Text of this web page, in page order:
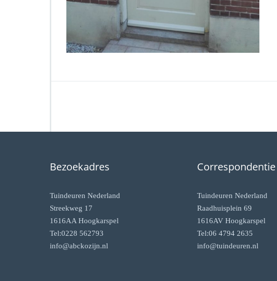
Bezoekadres
Tuindeuren Nederland
Streekweg 17
1616AA Hoogkarspel
Tel:0228 562793
info@abckozijn.nl
Correspondentie
Tuindeuren Nederland
Raadhuisplein 69
1616AV Hoogkarspel
Tel:06 4794 2635
info@tuindeuren.nl